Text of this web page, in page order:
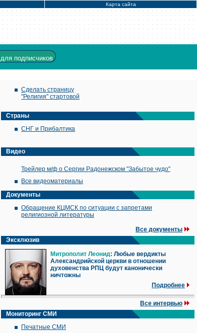
Карта сайта
для подписчиков
Сделать страницу
"Религия" стартовой
Страны
СНГ и Прибалтика
Видео
Трейлер м/ф о Сергии Радонежском "Забытое чудо"
Все видеоматериалы
Документы
Обращение КЦМСК по ситуации с запретами
религиозной литературы
Все документы
Эксклюзив
Митрополит Леонид: Любые вердикты
Александрийской церкви в отношении
духовенства РПЦ будут канонически
ничтожны
Подробнее
Все интервью
Мониторинг СМИ
Печатные СМИ